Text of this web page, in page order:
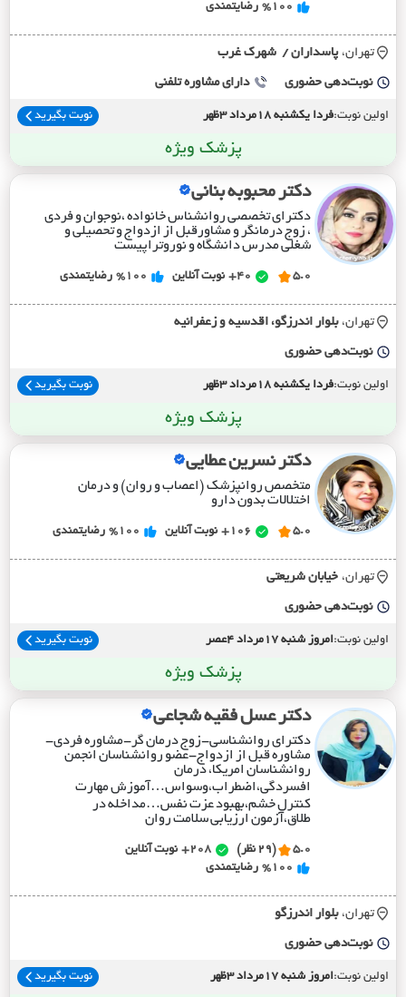
%100 رضایتمندی
تهران، پاسداران / شهرک غرب
نوبت‌دهی حضوری دارای مشاوره تلفنی
اولین نوبت:فردا یکشنبه 18مرداد 3ظهر نوبت بگیرید
پزشک ویژه
دکتر محبوبه بنانی
دکترای تخصصی روانشناس خانواده ،نوجوان و فردی
، زوج درمانگر و مشاورقبل از ازدواج و تحصیلی و
شغلی مدرس دانشگاه و نوروتراپیست
5.0
40+ نوبت آنلاین %100 رضایتمندی
تهران، بلوار اندرزگو، اقدسيه و زعفرانيه
نوبت‌دهی حضوری
اولین نوبت:فردا یکشنبه 18مرداد 3ظهر نوبت بگیرید
پزشک ویژه
دکتر نسرین عطایی
متخصص روانپزشک (اعصاب و روان) و درمان
اختلالات بدون دارو
5.0
106+ نوبت آنلاین %100 رضایتمندی
تهران، خيابان شريعتي
نوبت‌دهی حضوری
اولین نوبت:امروز شنبه 17مرداد 4عصر نوبت بگیرید
پزشک ویژه
دکتر عسل فقیه شجاعی
دکترای روانشناسی-زوج درمان گر-مشاوره فردی-
مشاوره قبل از ازدواج-عضو روانشناسان انجمن
روانشناسان امریکا، درمان
افسردگی،اضطراب،وسواس…آموزش مهارت
کنترل خشم،بهبود عزت نفس…مداخله در
طلاق،آزمون ارزیابی سلامت روان
5.0 (29 نظر) 208+
نوبت آنلاین
%100 رضایتمندی
تهران، بلوار اندرزگو
نوبت‌دهی حضوری
اولین نوبت:امروز شنبه 17مرداد 3ظهر نوبت بگیرید